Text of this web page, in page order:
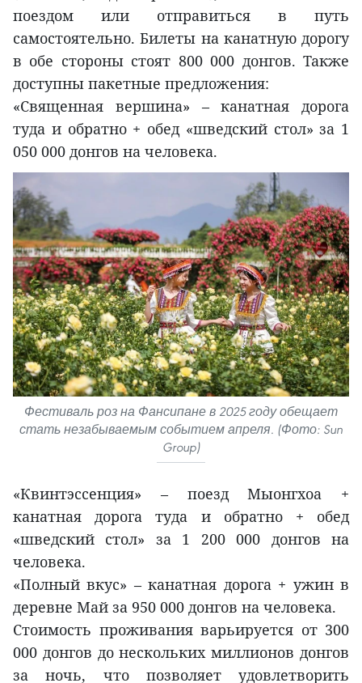
поездом или отправиться в путь
самостоятельно. Билеты на канатную дорогу
в обе стороны стоят 800 000 донгов. Также
доступны пакетные предложения:
«Священная вершина» – канатная дорога
туда и обратно + обед «шведский стол» за 1
050 000 донгов на человека.
Фестиваль роз на Фансипане в 2025 году обещает
стать незабываемым событием апреля. (Фото: Sun
Group)
«Квинтэссенция» – поезд Мыонгхоа +
канатная дорога туда и обратно + обед
«шведский стол» за 1 200 000 донгов на
человека.
«Полный вкус» – канатная дорога + ужин в
деревне Май за 950 000 донгов на человека.
Стоимость проживания варьируется от 300
000 донгов до нескольких миллионов донгов
за ночь, что позволяет удовлетворить